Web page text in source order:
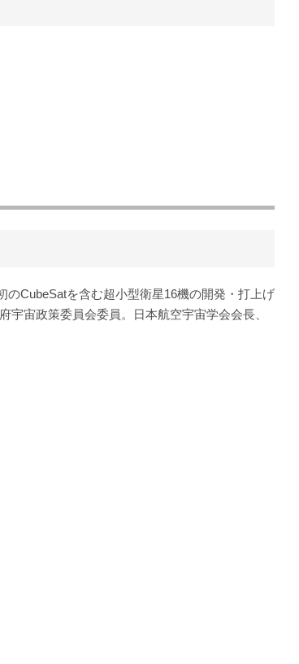
CubeSatを含む超小型衛星16機の開発・打上げ
宙政策委員会委員。日本航空宇宙学会会長、